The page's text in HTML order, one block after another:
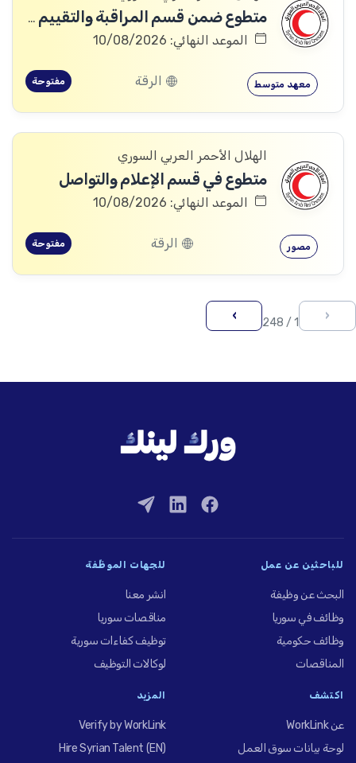
متطوع ضمن قسم المراقبة والتقييم والتعلم (MEAL)
الموعد النهائي: 10/08/2026
معهد متوسط الرقة مفتوحة
الهلال الأحمر العربي السوري
متطوع في قسم الإعلام والتواصل
الموعد النهائي: 10/08/2026
مصور الرقة مفتوحة
‹
1 / 248
›
للباحثين عن عمل
البحث عن وظيفة
وظائف في سوريا
وظائف حكومية
المناقصات
للجهات الموظِّفة
انشر معنا
مناقصات سوريا
توظيف كفاءات سورية
لوكالات التوظيف
اكتشف
عن WorkLink
لوحة بيانات سوق العمل
المزيد
Verify by WorkLink
Hire Syrian Talent (EN)